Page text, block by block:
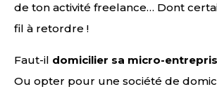
de ton activité freelance… Dont
fil à retordre !
Faut-il domicilier sa micro-
Ou opter pour une société de